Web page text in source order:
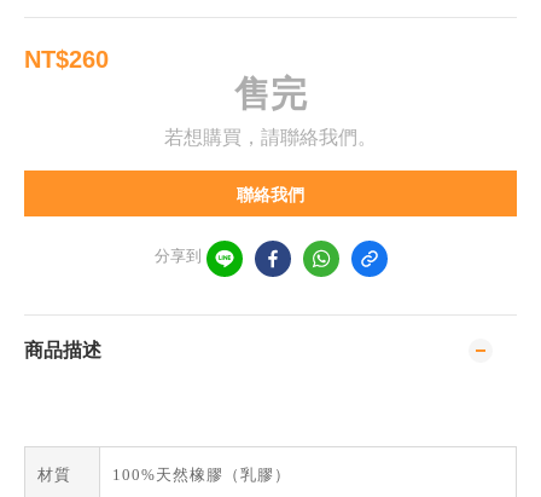
NT$260
售完
若想購買，請聯絡我們。
聯絡我們
分享到
商品描述
材質 100%天然橡膠（乳膠）